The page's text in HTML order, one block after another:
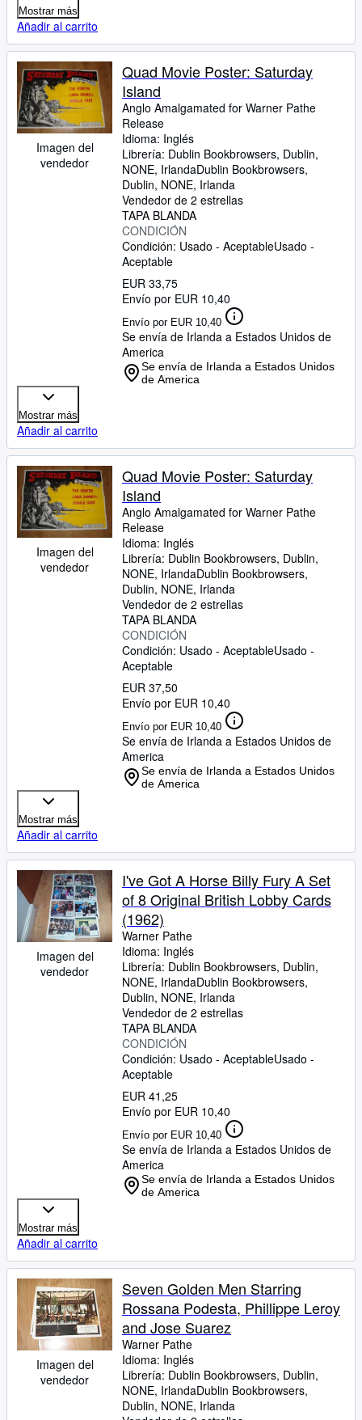
Mostrar más
Añadir al carrito
Imagen del
vendedor
Quad Movie Poster: Saturday
Island
Anglo Amalgamated for Warner Pathe
Release
Idioma: Inglés
Librería: Dublin Bookbrowsers, Dublin,
NONE, IrlandaDublin Bookbrowsers,
Dublin, NONE, Irlanda
Vendedor de 2 estrellas
TAPA BLANDA
CONDICIÓN
Condición: Usado - AceptableUsado -
Aceptable
EUR 33,75
Envío por EUR 10,40
Envío por EUR 10,40
Se envía de Irlanda a Estados Unidos de
America
Se envía de Irlanda a Estados Unidos
de America
Mostrar más
Añadir al carrito
Imagen del
vendedor
Quad Movie Poster: Saturday
Island
Anglo Amalgamated for Warner Pathe
Release
Idioma: Inglés
Librería: Dublin Bookbrowsers, Dublin,
NONE, IrlandaDublin Bookbrowsers,
Dublin, NONE, Irlanda
Vendedor de 2 estrellas
TAPA BLANDA
CONDICIÓN
Condición: Usado - AceptableUsado -
Aceptable
EUR 37,50
Envío por EUR 10,40
Envío por EUR 10,40
Se envía de Irlanda a Estados Unidos de
America
Se envía de Irlanda a Estados Unidos
de America
Mostrar más
Añadir al carrito
Imagen del
vendedor
I've Got A Horse Billy Fury A Set
of 8 Original British Lobby Cards
(1962)
Warner Pathe
Idioma: Inglés
Librería: Dublin Bookbrowsers, Dublin,
NONE, IrlandaDublin Bookbrowsers,
Dublin, NONE, Irlanda
Vendedor de 2 estrellas
TAPA BLANDA
CONDICIÓN
Condición: Usado - AceptableUsado -
Aceptable
EUR 41,25
Envío por EUR 10,40
Envío por EUR 10,40
Se envía de Irlanda a Estados Unidos de
America
Se envía de Irlanda a Estados Unidos
de America
Mostrar más
Añadir al carrito
Imagen del
vendedor
Seven Golden Men Starring
Rossana Podesta, Phillippe Leroy
and Jose Suarez
Warner Pathe
Idioma: Inglés
Librería: Dublin Bookbrowsers, Dublin,
NONE, IrlandaDublin Bookbrowsers,
Dublin, NONE, Irlanda